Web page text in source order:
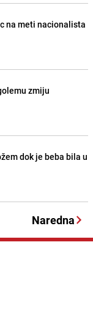
na meti nacionalista
zmiju
dok je beba bila u
Naredna